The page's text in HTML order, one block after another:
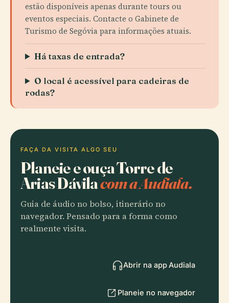
estão disponíveis apenas durante tours ou
eventos especiais. Contacte o Gabinete de
Turismo de Segóvia para informações atuais.
Há taxas de entrada?
O local é acessível para cadeiras de
rodas?
FAÇA DA VISITA ALGO SEU
Planeie e ouça Torre de
Arias Dávilacom a Audiala.
Guia de áudio no bolso, itinerário no
navegador. Pensado para a forma como
realmente visita.
Abrir na app Audiala
Planeie no navegador